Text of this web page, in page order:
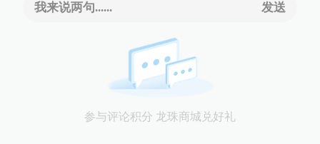
我来说两句...... 发送
参与评论积分 龙珠商城兑好礼